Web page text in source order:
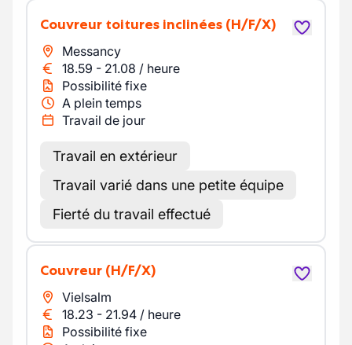
Couvreur toitures inclinées (H/F/X)
Messancy
18.59 - 21.08 / heure
Possibilité fixe
A plein temps
Travail de jour
Travail en extérieur
Travail varié dans une petite équipe
Fierté du travail effectué
Couvreur (H/F/X)
Vielsalm
18.23 - 21.94 / heure
Possibilité fixe